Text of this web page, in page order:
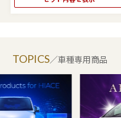
／車種専用商品